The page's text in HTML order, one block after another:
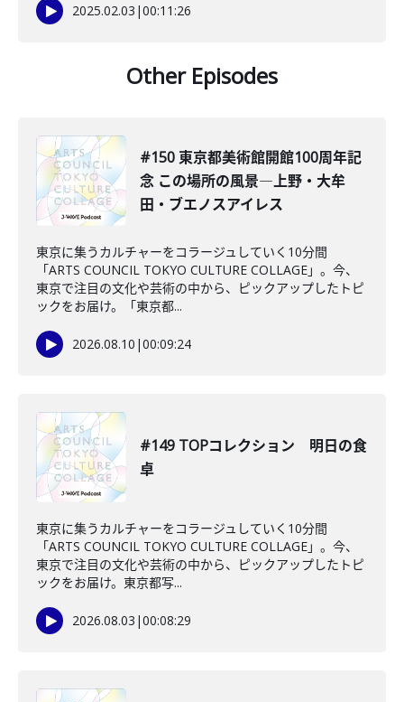
2025.02.03 |00:11:26
Other Episodes
#150 東京都美術館開館100周年記
念 この場所の風景―上野・大牟
田・ブエノスアイレス
東京に集うカルチャーをコラージュしていく10分間
「ARTS COUNCIL TOKYO CULTURE COLLAGE」。今、
東京で注目の文化や芸術の中から、ピックアップしたトピ
ックをお届け。「東京都...
2026.08.10 |00:09:24
#149 TOPコレクション 明日の食
卓
東京に集うカルチャーをコラージュしていく10分間
「ARTS COUNCIL TOKYO CULTURE COLLAGE」。今、
東京で注目の文化や芸術の中から、ピックアップしたトピ
ックをお届け。東京都写...
2026.08.03 |00:08:29